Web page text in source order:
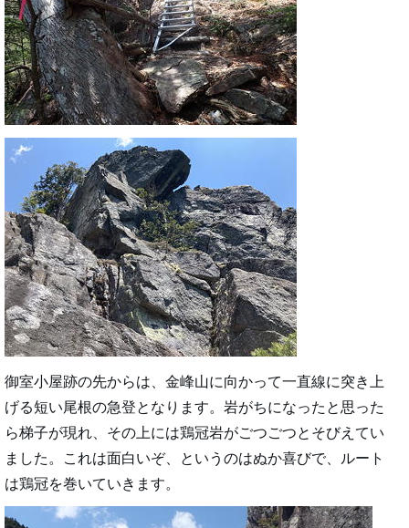
御室小屋跡の先からは、金峰山に向かって一直線に突き上
げる短い尾根の急登となります。岩がちになったと思った
ら梯子が現れ、その上には鶏冠岩がごつごつとそびえてい
ました。これは面白いぞ、というのはぬか喜びで、ルート
は鶏冠を巻いていきます。